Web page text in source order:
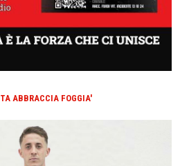
ABBRACCIA FOGGIA'